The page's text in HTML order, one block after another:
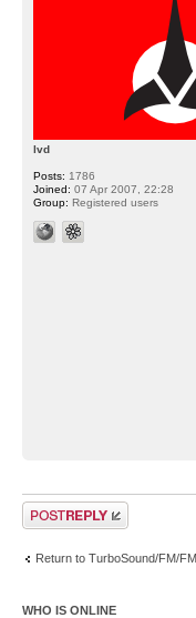
lvd
Posts: 1786
Joined: 07 Apr 2007, 22:28
Group: Registered users
Post a reply
Return to TurboSound/FM/
WHO IS ONLINE